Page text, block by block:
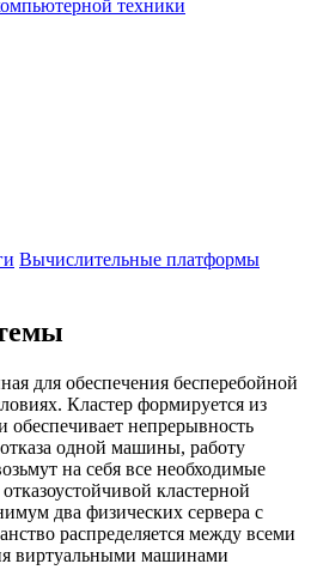
Вычислительные платформы
для обеспечения бесперебойной
Кластер формируется из
обеспечивает непрерывность
одной машины, работу
на себя все необходимые
кластерной
два физических сервера с
распределяется между всеми
виртуальными машинами